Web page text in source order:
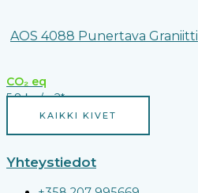
AOS 4088 Punertava Graniitti
CO₂ eq
5,8 kg/m2*
KAIKKI KIVET
Yhteystiedot